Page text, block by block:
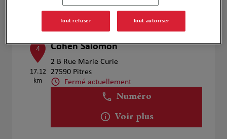
Voir plus
4
17.12
km
Cohen Salomon
2 B Rue Marie Curie
27590 Pitres
Fermé actuellement
Numéro
Voir plus
Tout refuser Tout autoriser